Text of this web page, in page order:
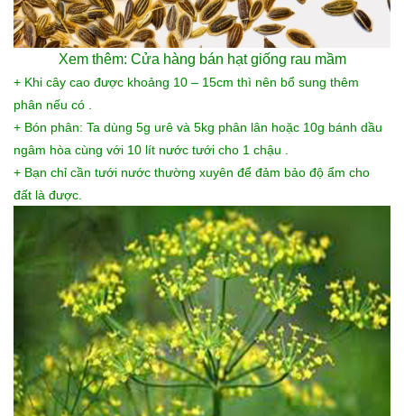
Xem thêm: Cửa hàng bán hạt giống rau mầm
+ Khi cây cao được khoảng 10 – 15cm thì nên bổ sung thêm
phân nếu có .
+ Bón phân: Ta dùng 5g urê và 5kg phân lân hoặc 10g bánh dầu
ngâm hòa cùng với 10 lít nước tưới cho 1 chậu .
+ Bạn chỉ cần tưới nước thường xuyên để đảm bảo độ ẩm cho
đất là được.